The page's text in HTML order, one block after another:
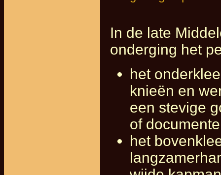
In de late
onderging het
het
knieën en
een stevige
of
het